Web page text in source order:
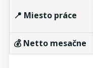
📍 Miesto práce
💰 Netto mesačne